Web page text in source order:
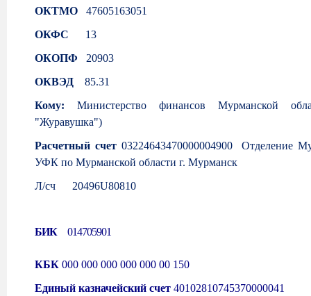
ОКТМО 47605163051
ОКФС 13
ОКОПФ 20903
ОКВЭД 85.31
Кому: Министерство финансов Мурманской
"Журавушка")
Расчетный счет03224643470000004900 Отделение
УФК по Мурманской области г. Мурманск
Л/сч 20496U80810
БИК 014705901
КБК 000 000 000 000 000 00 150
Единый казначейский счет 40102810745370000041